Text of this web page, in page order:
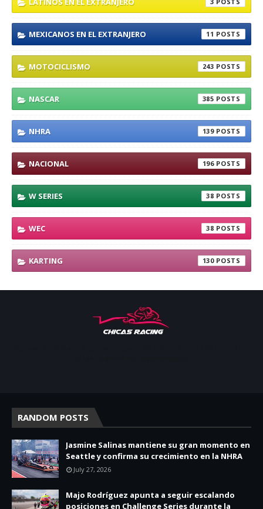
MEXICANOS EN EL EXTRANJERO 11
MOTOCICLISMO 243
NASCAR 385
NHRA 139
NACIONAL 196
W SERIES 38
WEC 38
KARTING 130
RANDOM POSTS
Jasmine Salinas mantiene su gran momento en
Seattle y confirma su crecimiento en la NHRA
July 27, 2026
Majo Rodríguez apunta a seguir escalando
posiciones en Challenge Series durante la